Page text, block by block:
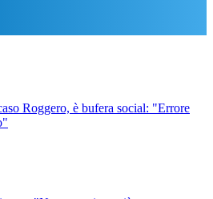
Roggero, è bufera social: "Errore